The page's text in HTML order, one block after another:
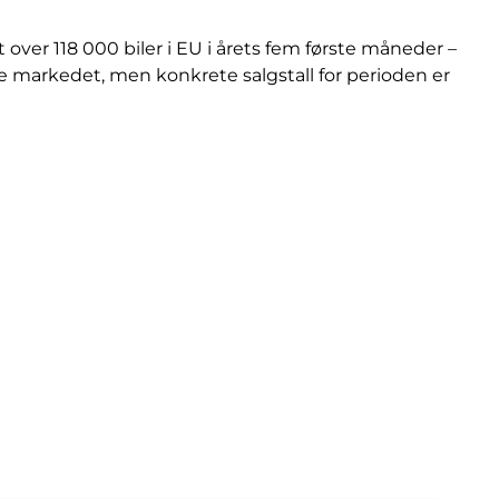
118 000 biler i EU i årets fem første måneder –
markedet, men konkrete salgstall for perioden er